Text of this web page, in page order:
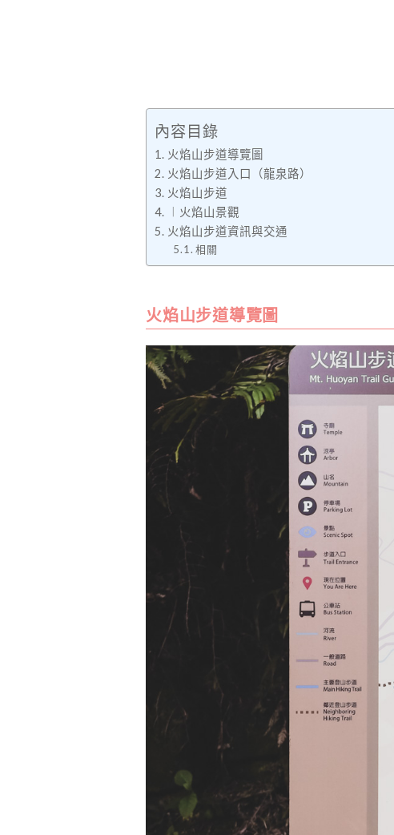
內容目錄
火焰山步道導覽圖
火焰山步道入口（龍泉路）
火焰山步道
︱火焰山景觀
火焰山步道資訊與交通
相關
火焰山步道導覽圖